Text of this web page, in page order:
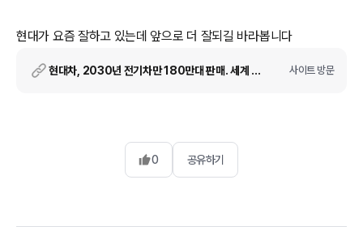
현대가 요즘 잘하고 있는데 앞으로 더 잘되길 바라봅니다
현대차, 2030년 전기차만 180만대 판매. 세계 톱 플레이어 도약 사이트 방문
0 공유하기